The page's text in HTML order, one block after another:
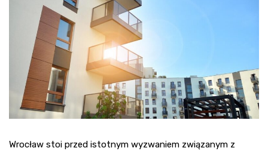
Wrocław stoi przed istotnym wyzwaniem związanym z